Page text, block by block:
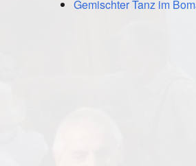
Gemischter Tanz im